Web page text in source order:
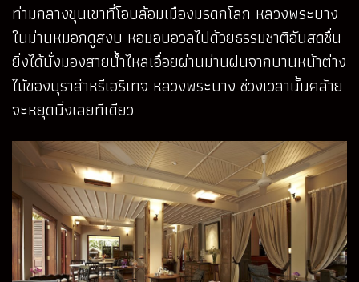
ท่ามกลางขุนเขาที่โอบล้อมเมืองมรดกโลก หลวงพระบาง
ในม่านหมอกดูสงบ หอมอบอวลไปด้วยธรรมชาติอันสดชื่น
ยิ่งได้นั่งมองสายน้ำไหลเอื่อยผ่านม่านฝนจากบานหน้าต่าง
ไม้ของบุราส่าหรีเฮริเทจ หลวงพระบาง ช่วงเวลานั้นคล้าย
จะหยุดนิ่งเลยทีเดียว